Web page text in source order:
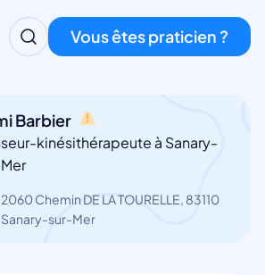
Vous êtes praticien ?
Barbier
kinésithérapeute à Sanary-
2060 Chemin DE LA TOURELLE, 83110
Sanary-sur-Mer